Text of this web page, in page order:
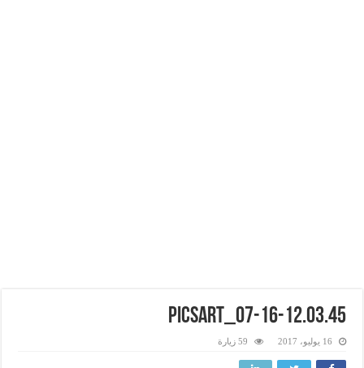
PicsArt_07-16-12.03.45
16 يوليو، 2017 59 زيارة